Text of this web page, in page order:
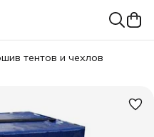
тентов и чехлов